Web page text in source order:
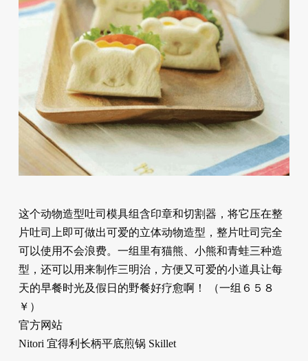
这个动物造型吐司模具组含印章和切割器，将它压在整
片吐司上即可做出可爱的立体动物造型，整片吐司完全
可以使用不会浪费。一组里有猫熊、小熊和青蛙三种造
型，还可以用来制作三明治，方便又可爱的小道具让每
天的早餐时光及假日的野餐好疗愈啊！ （一组６５８
￥）
官方网站
Nitori 宜得利长柄平底煎锅 Skillet